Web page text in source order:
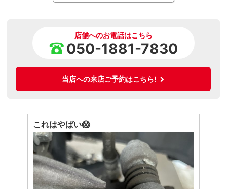
店舗へのお電話はこちら
050-1881-7830
当店への来店ご予約はこちら!
これはやばい😱